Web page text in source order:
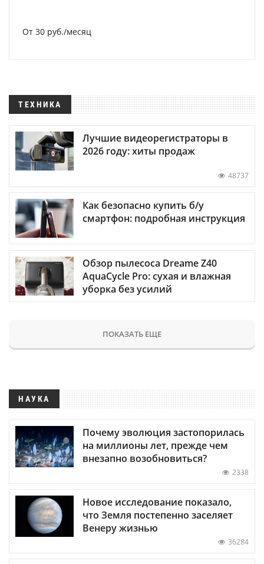
От 30 руб./месяц
ТЕХНИКА
Лучшие видеорегистраторы в
2026 году: хиты продаж
48737
Как безопасно купить б/у
смартфон: подробная инструкция
Обзор пылесоса Dreame Z40
AquaCycle Pro: сухая и влажная
уборка без усилий
ПОКАЗАТЬ ЕЩЕ
НАУКА
Почему эволюция застопорилась
на миллионы лет, прежде чем
внезапно возобновиться?
2338
Новое исследование показало,
что Земля постепенно заселяет
Венеру жизнью
36284